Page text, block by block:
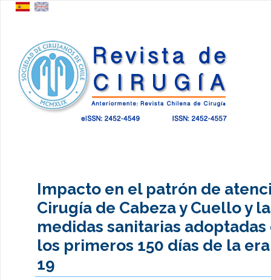
Impacto en el patrón de
Cirugía de Cabeza y Cuello y
medidas sanitarias
los primeros 150 días de la
19